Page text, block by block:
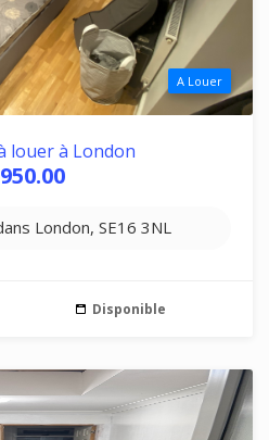
A Louer
louer à London
London, SE16 3NL
Disponible